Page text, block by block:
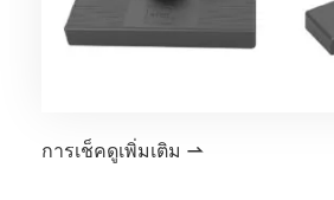
การเช็คดูเพิ่มเติม 